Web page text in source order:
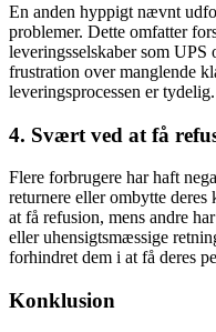
En anden hyppigt nævnt
problemer. Dette omfatter
leveringsselskaber som UPS
frustration over manglende
leveringsprocessen er tydelig.
4. Svært ved at få
Flere forbrugere har haft
returnere eller ombytte
at få refusion, mens andre
eller uhensigtsmæssige
forhindret dem i at få deres
Konklusion